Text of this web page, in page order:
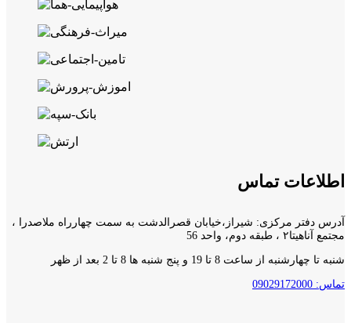
اطلاعات تماس
آدرس دفتر مرکزی: شیراز،خیابان قصرالدشت به سمت چهارراه ملاصدرا ،
مجتمع آناهیتا۲ ، طبقه دوم، واحد 56
شنبه تا چهارشنبه از ساعت 8 تا 19 و پنج شنبه ها 8 تا 2 بعد از ظهر
تماس: 09029172000